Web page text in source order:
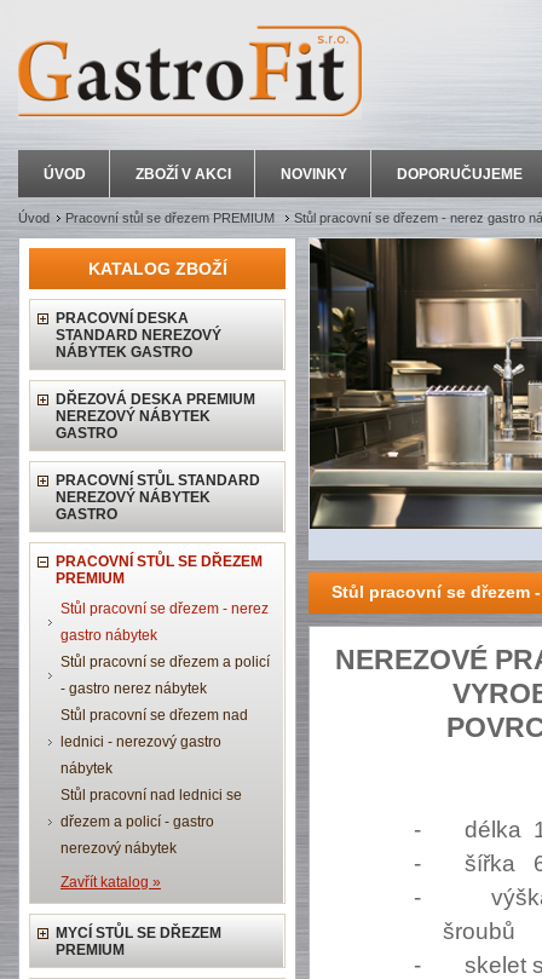
ÚVOD ZBOŽÍ V AKCI NOVINKY DOPORUČUJEME
Úvod Pracovní stůl se dřezem PREMIUM Stůl pracovní se dřezem - nerez gastro
KATALOG ZBOŽÍ
PRACOVNÍ DESKA
STANDARD NEREZOVÝ
NÁBYTEK GASTRO
DŘEZOVÁ DESKA PREMIUM
NEREZOVÝ NÁBYTEK
GASTRO
PRACOVNÍ STŮL STANDARD
NEREZOVÝ NÁBYTEK
GASTRO
PRACOVNÍ STŮL SE DŘEZEM
PREMIUM
Stůl pracovní se dřezem - nerez
gastro nábytek
Stůl pracovní se dřezem a policí
- gastro nerez nábytek
Stůl pracovní se dřezem nad
lednici - nerezový gastro
nábytek
Stůl pracovní nad lednici se
dřezem a policí - gastro
nerezový nábytek
Zavřít katalog »
MYCÍ STŮL SE DŘEZEM
PREMIUM
Stůl pracovní se dřezem
NEREZOVÉ
-
délka
-
šířka
-
šroubů
-
skelet